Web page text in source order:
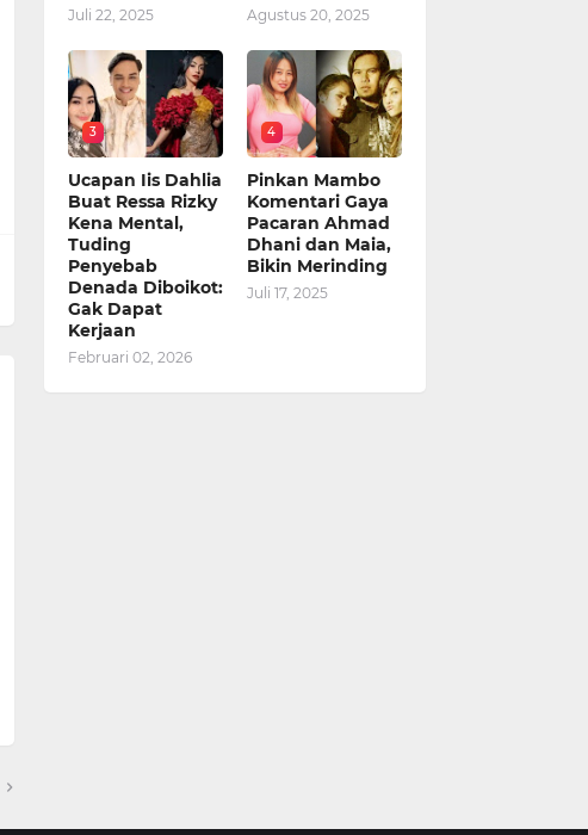
Juli 22, 2025 Agustus 20, 2025
3
Ucapan Iis Dahlia
Buat Ressa Rizky
Kena Mental,
Tuding
Penyebab
Denada Diboikot:
Gak Dapat
Kerjaan
Februari 02, 2026
4
Pinkan Mambo
Komentari Gaya
Pacaran Ahmad
Dhani dan Maia,
Bikin Merinding
Juli 17, 2025